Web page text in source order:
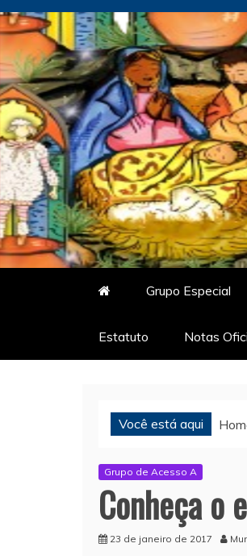
Skip
to
content
Vitrine do
O Portal de Notícias
Grupo Especial
Estatuto Notas
Você está aqui
Grupo de Acesso A
Conheça o
23 de janeiro de 2017